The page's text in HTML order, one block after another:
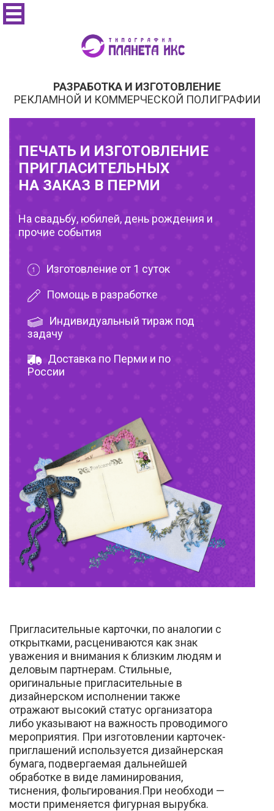
РАЗРАБОТКА И ИЗГОТОВЛЕНИЕ
РЕКЛАМНОЙ И КОММЕРЧЕСКОЙ ПОЛИГРАФИИ
ПЕЧАТЬ И ИЗГОТОВЛЕНИЕ
ПРИГЛАСИТЕЛЬНЫХ
НА ЗАКАЗ В ПЕРМИ
На свадьбу, юбилей, день рождения и
прочие события
Изготовление от 1 суток
Помощь в разработке
Индивидуальный тираж под
задачу
Доставка по Перми и по
России
Пригласительные карточки, по аналогии с
открытками, расцениваются как знак
уважения и внимания к близким людям и
деловым партнерам. Стильные,
оригинальные пригласительные в
дизайнерском исполнении также
отражают высокий статус организатора
либо указывают на важность проводимого
мероприятия. При изготовлении карточек-
приглашений используется дизайнерская
бумага, подвергаемая дальнейшей
обработке в виде ламинирования,
тиснения, фольгирования.При необходи —
мости применяется фигурная вырубка.